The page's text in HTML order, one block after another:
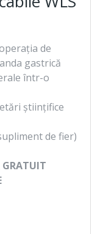
de
gastrică
într-o
științifice
de fier)
GRATUIT